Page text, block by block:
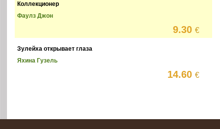
Коллекционер
Фаулз Джон
9.30€
Зулейха открывает глаза
Яхина Гузель
14.60€